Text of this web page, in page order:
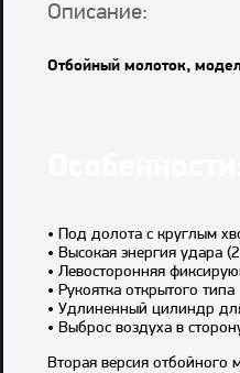
Описание:
Отбойный молоток,
• Под долота с круглым
• Высокая энергия удара
• Левосторонняя
• Рукоятка открытого типа
• Удлиненный цилиндр
• Выброс воздуха в
Вторая версия отбойного